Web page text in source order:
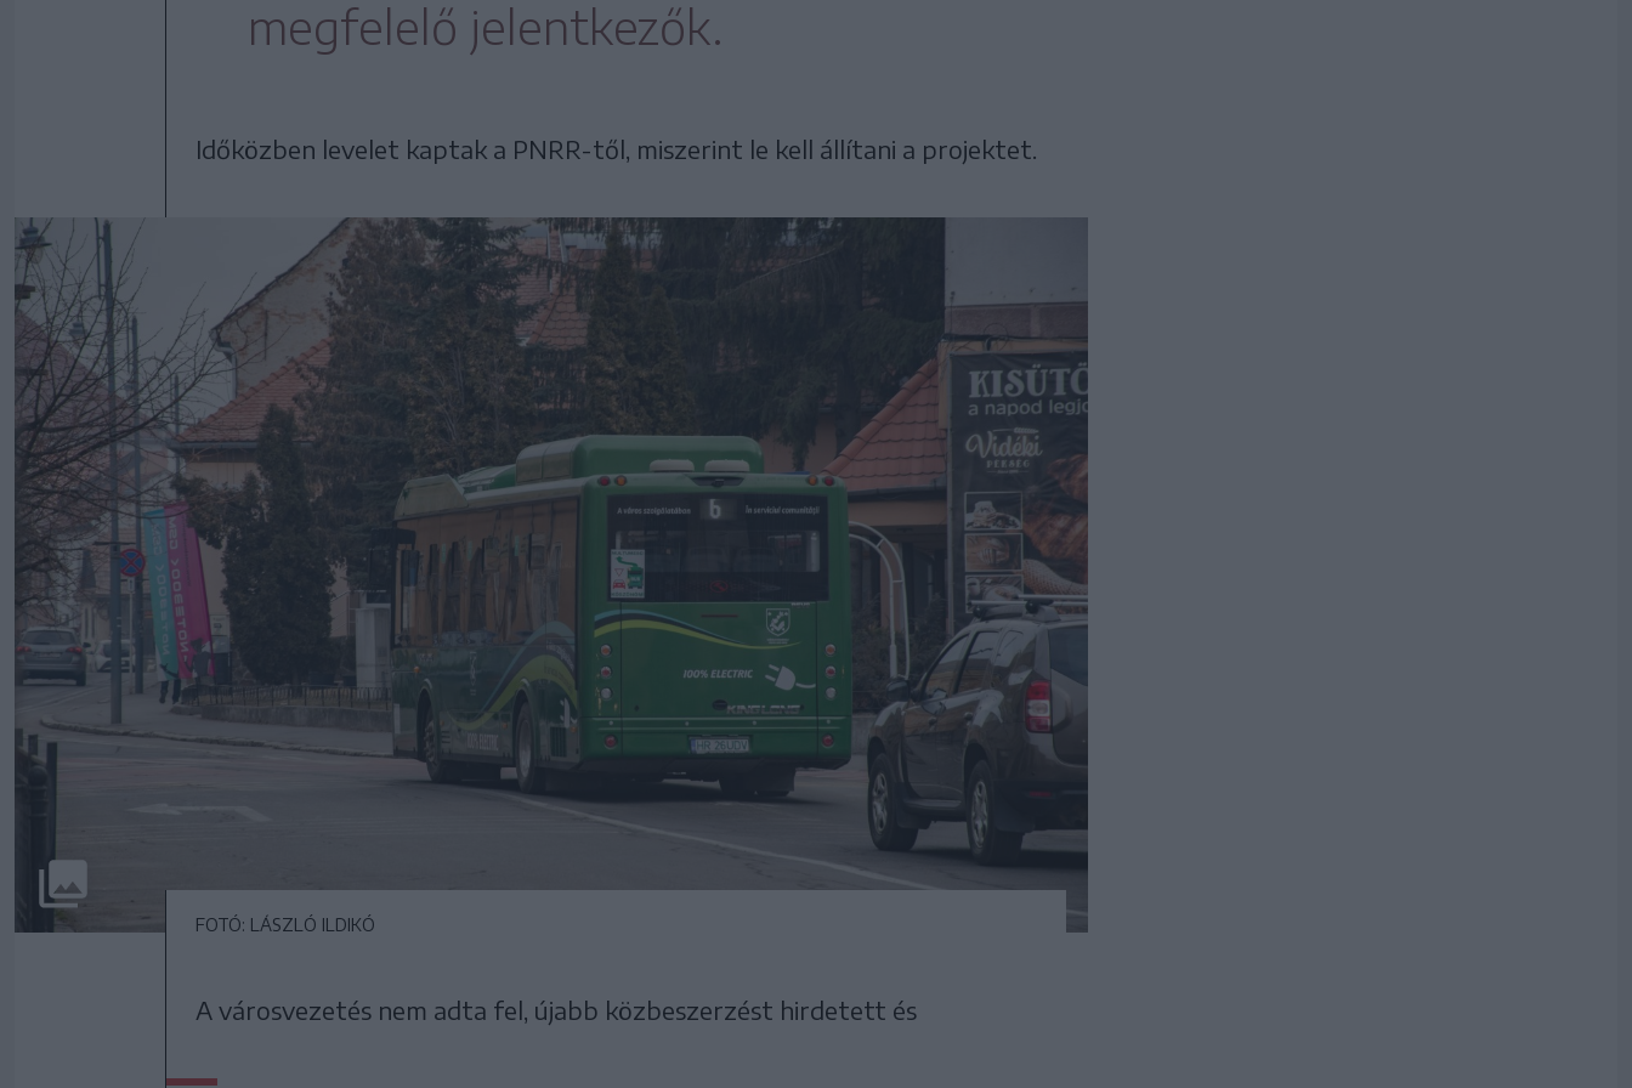
megfelelő jelentkezők.
Időközben levelet kaptak a PNRR-től, miszerint le kell állítani a projektet.
FOTÓ: LÁSZLÓ ILDIKÓ
A városvezetés nem adta fel, újabb közbeszerzést hirdetett és